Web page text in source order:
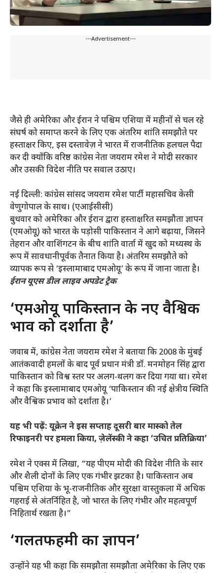
---Advertisement---
जैसे ही अमेरिका और ईरान ने पश्चिम एशिया में महीनों से चल रहे
संघर्ष को समाप्त करने के लिए एक अंतरिम शांति समझौते पर
हस्ताक्षर किए, इस दस्तावेज़ ने भारत में राजनीतिक हलचल पैदा
कर दी क्योंकि वरिष्ठ कांग्रेस नेता जयराम रमेश ने मोदी सरकार
और उसकी विदेश नीति पर सवाल उठाए।
नई दिल्ली: कांग्रेस सांसद जयराम रमेश पार्टी महासचिव केसी
वेणुगोपाल के साथ। (एआईसीसी)
बुधवार को अमेरिका और ईरान द्वारा हस्ताक्षरित समझौता ज्ञापन
(एमओयू) को भारत के पड़ोसी पाकिस्तान ने आगे बढ़ाया, जिसने
तेहरान और वाशिंगटन के बीच शांति वार्ता में खुद को मध्यस्थ के
रूप में सावधानीपूर्वक तैनात किया है। अंतरिम समझौते को
व्यापक रूप से ‘इस्लामाबाद एमओयू’ के रूप में जाना जाता है।
ईरान यूएस डील लाइव अपडेट ट्रैक
‘एमओयू पाकिस्तान के नए वैश्विक
प्रभाव को दर्शाता है’
जवाब में, कांग्रेस नेता जयराम रमेश ने बताया कि 2008 के मुंबई
आतंकवादी हमलों के बाद पूर्व प्रधान मंत्री डॉ. मनमोहन सिंह द्वारा
पाकिस्तान को विश्व स्तर पर अलग-थलग कर दिया गया था। रमेश
ने कहा कि इस्लामाबाद एमओयू ‘पाकिस्तान की नई क्षेत्रीय स्थिति
और वैश्विक प्रभाव को दर्शाता है।’
यह भी पढ़ें: यूक्रेन ने इस सप्ताह दूसरी बार मास्को तेल
रिफाइनरी पर हमला किया, ज़ेलेंस्की ने कहा ‘उचित प्रतिक्रिया’
रमेश ने एक्स में लिखा, “यह पीएम मोदी की विदेश नीति के सार
और शैली दोनों के लिए एक गंभीर झटका है। पाकिस्तान अब
पश्चिम एशिया के भू-राजनीतिक और सुरक्षा वास्तुकला में अधिक
गहराई से अंतर्निहित है, जो भारत के लिए गंभीर और महत्वपूर्ण
निहितार्थ रखता है।”
‘गलतफहमी का ज्ञापन’
उन्होंने यह भी कहा कि समझौता समझौता अमेरिका के लिए एक